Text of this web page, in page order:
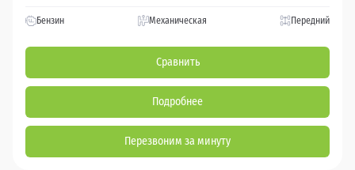
Бензин Механическая Передний
Сравнить
Подробнее
Перезвоним за минуту